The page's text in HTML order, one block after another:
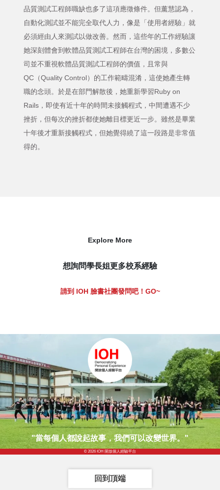
品質測試工程師職缺也多了這項應徵條件。但薰慧認為，
自動化測試並不能完全取代人力，像是「使用者經驗」就
必須經由人來測試以做改善。然而，這些年的工作經驗讓
她深刻體會到軟體品質測試工程師在台灣的困境，多數公
司並不重視軟體品質測試工程師的價值，且常與
QC（Quality Control）的工作範疇混淆，這使她產生轉
職的念頭。於是在部門解散後，她重新學習Ruby on
Rails，即使有近十年的時間未接觸程式，中間遭遇不少
挫折，但每次的挫折都使她離目標更近一步。雖然是畢業
十年後才重新接觸程式，但她覺得繞了這一段路是非常值
得的。
Explore More
想詢問學長姐更多校系經驗
請到 IOH 臉書社團發問吧！GO~
"當每個人都說起故事，我們可以改變世界。"
© 2026 IOH 開放個人經驗平台
回到頂端